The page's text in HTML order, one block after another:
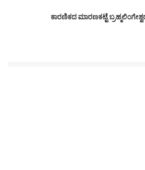
ಕಾರಣಿಕದ ಮಾರಣಕಟ್ಟೆ ಬ್ರಹ್ಮಲಿಂಗೇಶ್ವರ